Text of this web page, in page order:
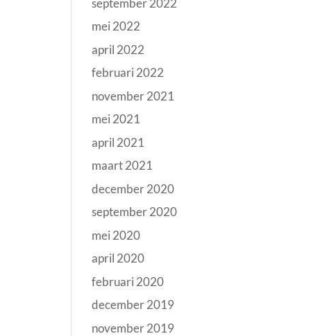
mei 2022
april 2022
februari 2022
november 2021
mei 2021
april 2021
maart 2021
december 2020
september 2020
mei 2020
april 2020
februari 2020
december 2019
november 2019